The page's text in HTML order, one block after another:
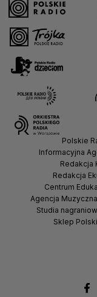
Polskie
Informacyjna
Redakcja
Redakcja
Centrum
Agencja
Studia
Sklep